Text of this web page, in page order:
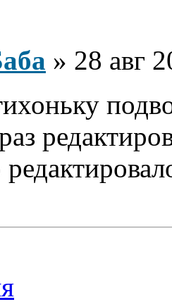
» 28 авг